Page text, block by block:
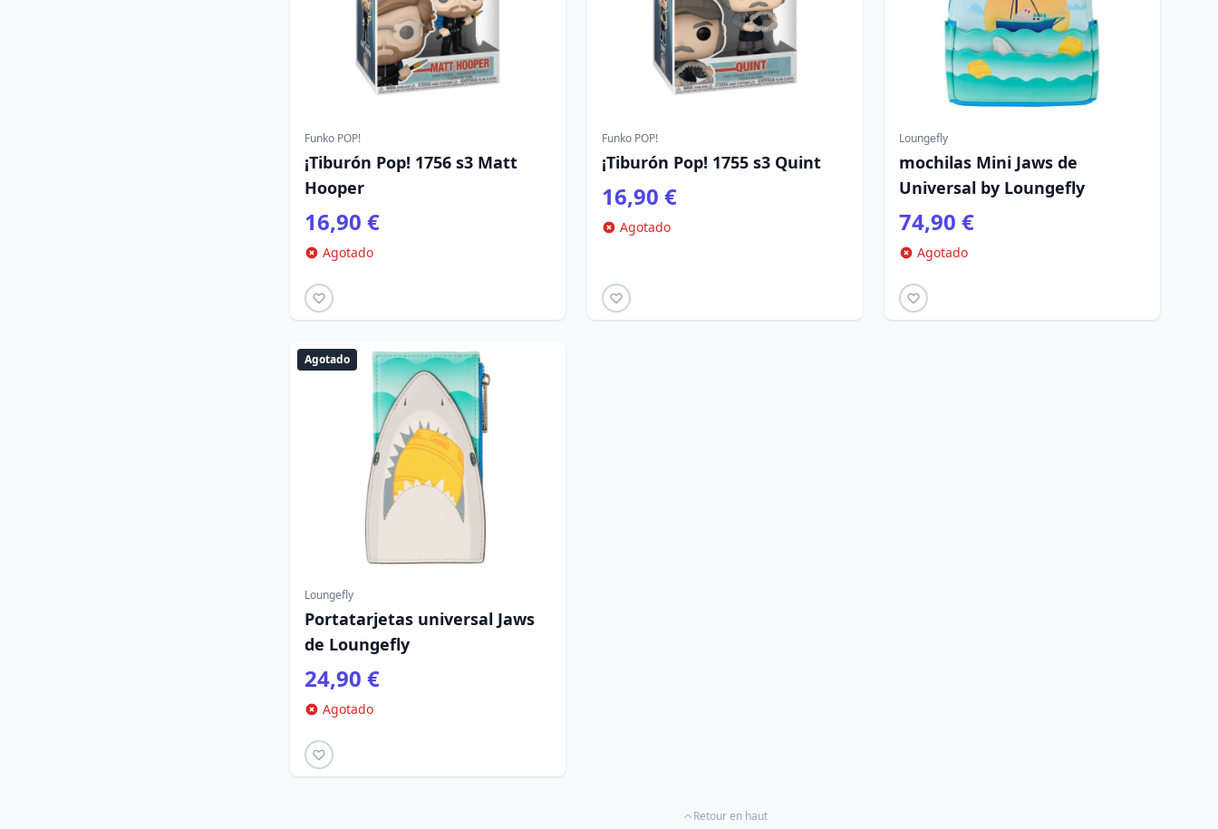
Funko POP!
¡Tiburón Pop! 1756 s3 Matt
Hooper
16,90 €
Agotado
Funko POP!
¡Tiburón Pop! 1755 s3 Quint
16,90 €
Agotado
Loungefly
mochilas Mini Jaws de
Universal by Loungefly
74,90 €
Agotado
Agotado
Loungefly
Portatarjetas universal Jaws
de Loungefly
24,90 €
Agotado
Retour en haut